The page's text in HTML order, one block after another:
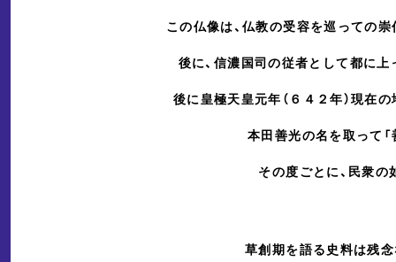
この仏像は、仏教の受容を巡っての
後に、信濃国司の従者として都に
後に皇極天皇元年（６４２年）現在
本田善光の名を取って
その度ごとに、民衆
草創期を語る史料は残